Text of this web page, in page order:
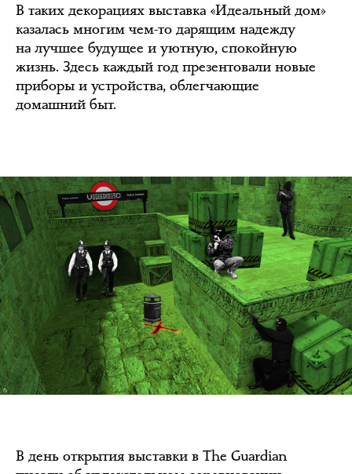
В таких декорациях выставка «Идеальный дом»
казалась многим чем-то дарящим надежду
на лучшее будущее и уютную, спокойную
жизнь. Здесь каждый год презентовали новые
приборы и устройства, облегчающие
домашний быт.
В день открытия выставки в The Guardian